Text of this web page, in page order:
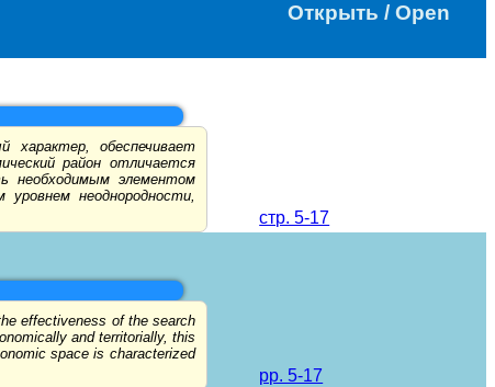
Открыть / Open
характер, обеспечивает
район отличается
необходимым элементом
неоднородности,
стр. 5-17
effectiveness of the search
and territorially, this
space is characterized
pp. 5-17